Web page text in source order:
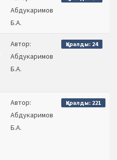
Абдукаримов
Б.А.
Автор:
Абдукаримов
Б.А.
Қаралды: 24
Автор:
Абдукаримов
Б.А.
Қаралды: 221